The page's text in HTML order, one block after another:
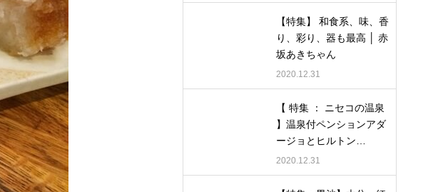
【特集】 和食系、味、香
り、彩り、器も最高 │ 赤
坂あきちゃん
2020.12.31
【 特集 ： ニセコの温泉
】温泉付ペンションアダ
ージョとヒルトン…
2020.12.31